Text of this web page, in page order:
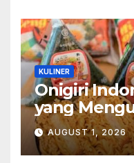
KULINER
Onigiri
yang
Favorit
Kekinian
AUGUST 1, 2026